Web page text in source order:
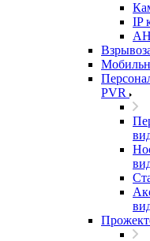
IP
PVR